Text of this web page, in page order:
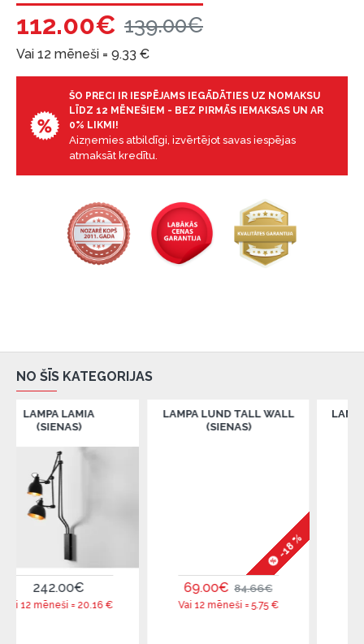
garantijas un atgriesanas noteikumiem
Finansiālā atbildība:
Aicinām aizņemties atbildīgi! Pirms aizņemties,
112.00€ 139.00€
Vai 12 mēneši = 9.33 €
ŠO PRECI IR IESPĒJAMS IEGĀDĀTIES UZ NOMAKSU
LĪDZ 12 MĒNEŠIEM - BEZ PIRMĀS IEMAKSAS UN AR
0% LIKMI!
Aizņemies atbildīgi, izvērtējot savas iespējas
atmaksāt kredītu.
NO ŠĪS KATEGORIJAS
LAMIA
=20.16€
LAMPA LUND TALL WALL
84.66€
Vai 12 mēneši =5.75€
LAMPA LUND